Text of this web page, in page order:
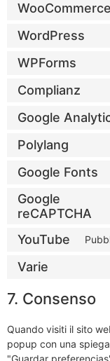
WooCommerce
WordPress
WPForms
Complianz
Google
Polylang
Google Fonts
Google
reCAPTCHA
YouTube
Varie
7. Consenso
Quando visiti il sito
popup con una
"Guardar